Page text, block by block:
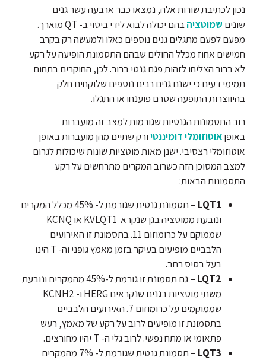
נכון לכתיבת שורות אלה, נמצאו כבר ארבעה עשר גנים
שונים שמוטציה
בהם יכולה לבוא לידי ביטוי ב- QT מוארך.
מפעם לפעם מתגלים גנים נוספים כאלו ולמעשה רק בקרב
חמישים אחוז מכלל החולים שבהם התסמונת הופיעה על רקע
לא ברור הצליחו לזהות פגם גנטי ברור. לכן, החוקרים בתחום
תמימי דעים כי ישנם גנים רבים נוספים שלוקחים חלק
בהיווצרות התופעה שטרם פוענחו או התגלו.
רוב התסמונות הגנטיות שגורמות למצב זה מועברות
באופןאוטוזומלי דומיננטיורק שתיים מהן מועברות באופן
אוטוזומלי רצסיבי. ישנן מאות מוטציות שונות שיכולות לגרום
למצב המסוכן הזה כשרוב המקרים מתרחשים על רקע
התסמונות הבאות:
LQT1 –
תסמונת גנטית שגורמת ל- 45% מכלל המקרים
ונובעת ממוטציה בגן שנקרא KVLQT1 או KCNQ
שממוקם על כרומוזום 11. בתסמונת זו האירועים
הלבביים מופיעים בעיקר בזמן מאמץ גופני וה- T הינו
בעל בסיס רחב.
LQT2 –
גם תסמונת זו גורמת ל-45% מהמקרים ונובעת
משתי מוטציות בגנים שנקראים HERG ו- KCNH2
שממוקמים על כרומוזום 7. האירועים הלבביים
בתסמונת זו מופיעים לרוב על רקע של מאמץ, רעש
פתאומי או מתח נפשי. לרוב גלי ה- T יהיו מחורצים.
LQT3 –
תסמונת גנטית שגורמת ל- 7% מהמקרים